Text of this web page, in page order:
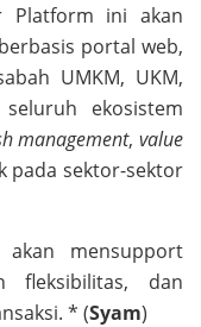
Platform ini akan
berbasis portal web,
UMKM, UKM,
ekosistem
management,value
pada sektor-sektor
mensupport
fleksibilitas, dan
* (Syam)